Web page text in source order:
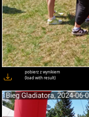
pobierz z wynikiem
(load with result)